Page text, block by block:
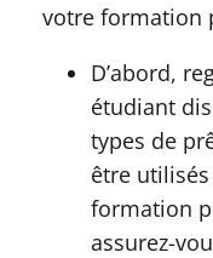
votre formation
D’abord,
étudiant
types de
être
formation
assurez-